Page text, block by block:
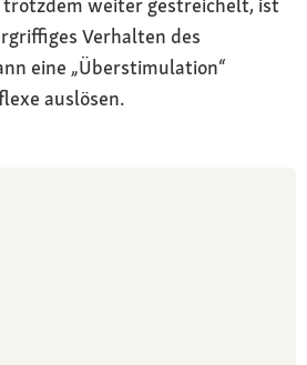
Verhalten des
eine „Überstimulation“
auslösen.